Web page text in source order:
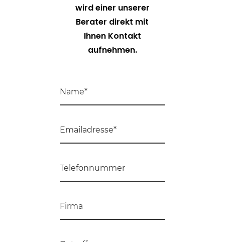
wird einer unserer
Berater direkt mit
Ihnen Kontakt
aufnehmen.